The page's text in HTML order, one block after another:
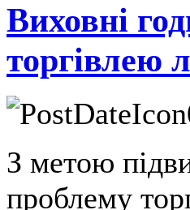
Виховні
торгівлею
З метою
проблему